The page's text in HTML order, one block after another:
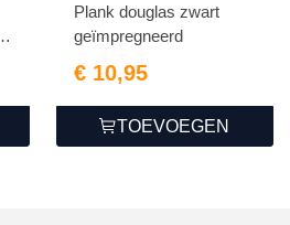
Plank douglas zwart
geïmpregneerd
€ 10,95
TOEVOEGEN